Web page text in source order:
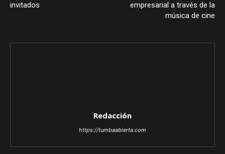
invitados
empresarial a través de la
música de cine
Redacción
https://tumbaabierta.com